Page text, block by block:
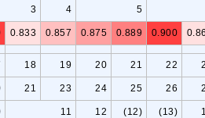
3 4 5
0.833 0.857 0.875 0.889 0.900
18 19 20 21 22
21 23 24 25 26
11 12 (12) (13)